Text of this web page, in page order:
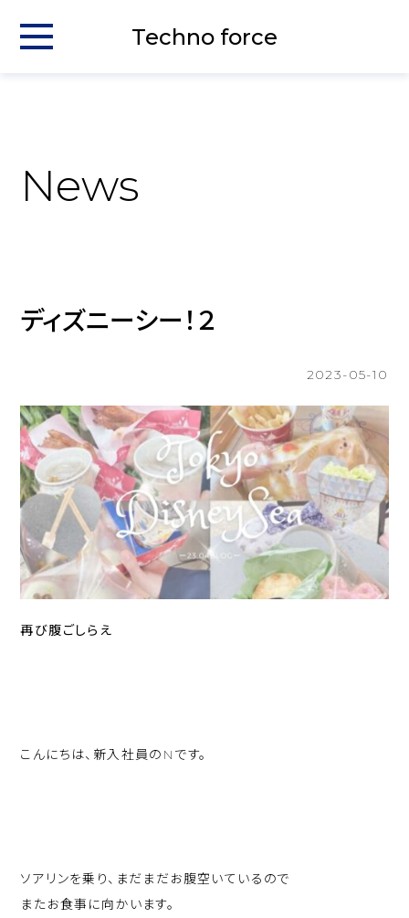
Techno force
News
ディズニーシー！２
2023-05-10
再び腹ごしらえ
こんにちは、新入社員のNです。
ソアリンを乗り、まだまだお腹空いているので
またお食事に向かいます。